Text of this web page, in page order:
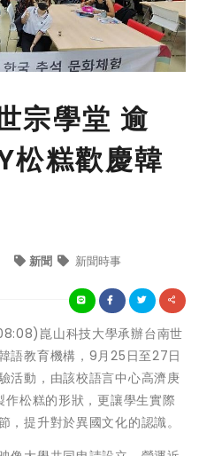
宗學堂 逾
糕歡慶韓
新聞 新聞時事
崑山科技大學承辦台南世
語教育機構，9月25日至27日
活動，由該校語言中心高濟庚
松糕的形狀，更讓學生實際
提升對於異國文化的認識。